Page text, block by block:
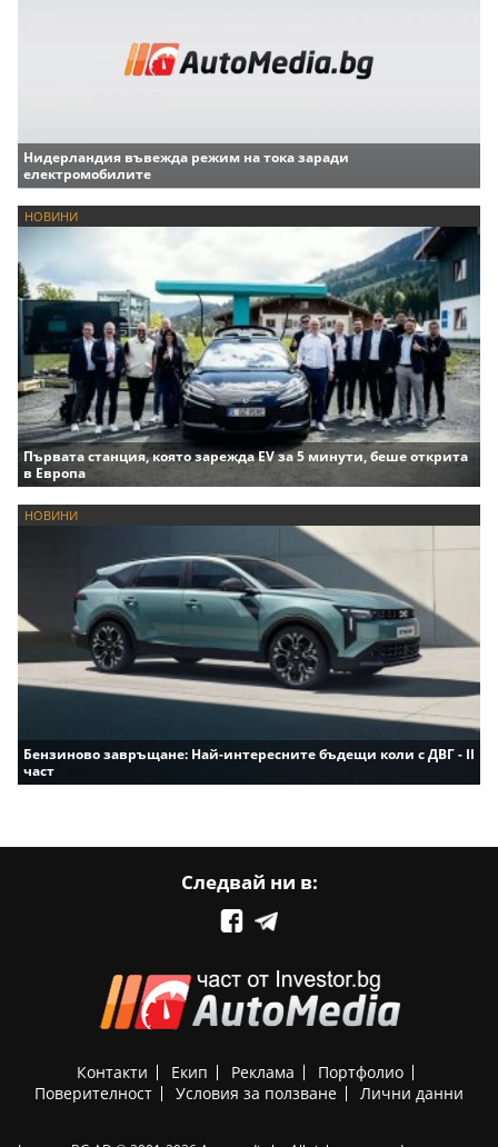
Нидерландия въвежда режим на тока заради
електромобилите
НОВИНИ
Първата станция, която зарежда EV за 5 минути, беше открита
в Европа
НОВИНИ
Бензиново завръщане: Най-интересните бъдещи коли с ДВГ - II
част
Следвай ни в:
Контакти Екип Реклама
Портфолио
Поверителност
Условия за ползване Лични данни